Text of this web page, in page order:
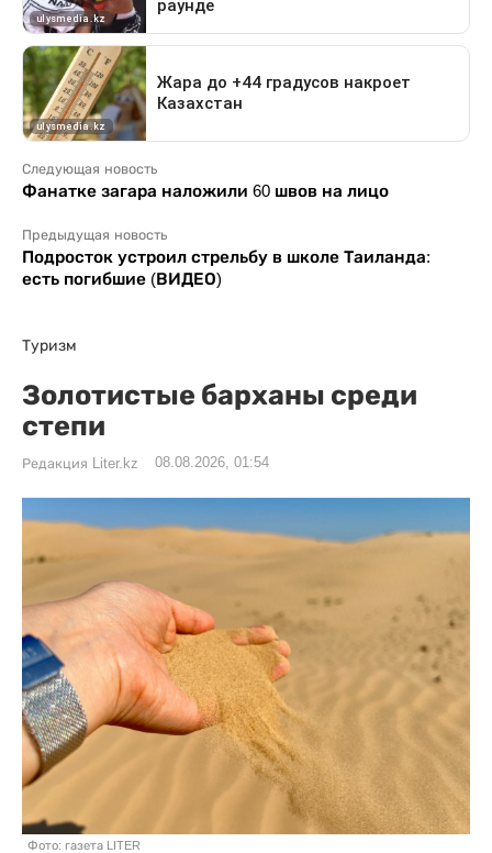
Следующая новость
Фанатке загара наложили 60 швов на лицо
Предыдущая новость
Подросток устроил стрельбу в школе Таиланда:
есть погибшие (ВИДЕО)
Туризм
Золотистые барханы среди
степи
Редакция Liter.kz 08.08.2026, 01:54
Фото: газета LITER